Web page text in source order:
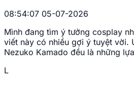
08:54:07 05-07-2026
Mình đang tìm ý tưởng cosplay
viết này có nhiều gợi ý tuyệt vời.
Nezuko Kamado đều là những
L